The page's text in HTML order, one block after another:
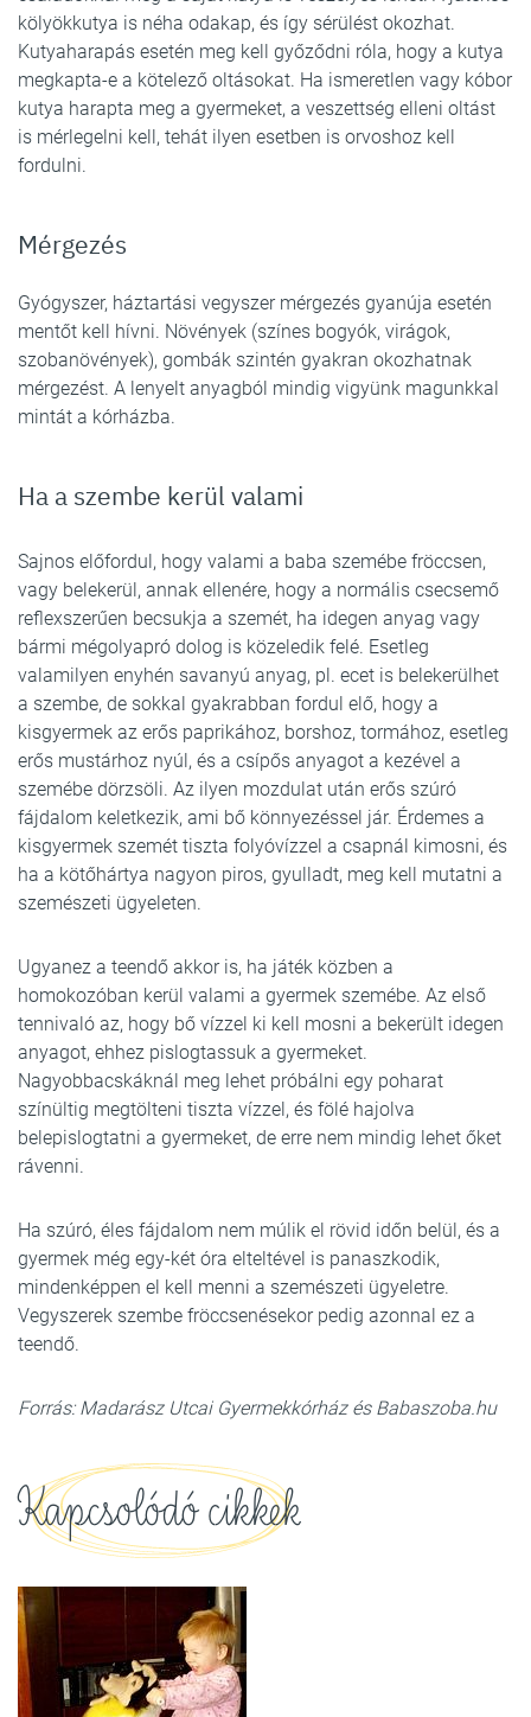
kölyökkutya is néha odakap, és így sérülést okozhat.
Kutyaharapás esetén meg kell győződni róla, hogy a kutya
megkapta-e a kötelező oltásokat. Ha ismeretlen vagy kóbor
kutya harapta meg a gyermeket, a veszettség elleni oltást
is mérlegelni kell, tehát ilyen esetben is orvoshoz kell
fordulni.
Mérgezés
Gyógyszer, háztartási vegyszer mérgezés gyanúja esetén
mentőt kell hívni. Növények (színes bogyók, virágok,
szobanövények), gombák szintén gyakran okozhatnak
mérgezést. A lenyelt anyagból mindig vigyünk magunkkal
mintát a kórházba.
Ha a szembe kerül valami
Sajnos előfordul, hogy valami a baba szemébe fröccsen,
vagy belekerül, annak ellenére, hogy a normális csecsemő
reflexszerűen becsukja a szemét, ha idegen anyag vagy
bármi mégolyapró dolog is közeledik felé. Esetleg
valamilyen enyhén savanyú anyag, pl. ecet is belekerülhet
a szembe, de sokkal gyakrabban fordul elő, hogy a
kisgyermek az erős paprikához, borshoz, tormához, esetleg
erős mustárhoz nyúl, és a csípős anyagot a kezével a
szemébe dörzsöli. Az ilyen mozdulat után erős szúró
fájdalom keletkezik, ami bő könnyezéssel jár. Érdemes a
kisgyermek szemét tiszta folyóvízzel a csapnál kimosni, és
ha a kötőhártya nagyon piros, gyulladt, meg kell mutatni a
szemészeti ügyeleten.
Ugyanez a teendő akkor is, ha játék közben a
homokozóban kerül valami a gyermek szemébe. Az első
tennivaló az, hogy bő vízzel ki kell mosni a bekerült idegen
anyagot, ehhez pislogtassuk a gyermeket.
Nagyobbacskáknál meg lehet próbálni egy poharat
színültig megtölteni tiszta vízzel, és fölé hajolva
belepislogtatni a gyermeket, de erre nem mindig lehet őket
rávenni.
Ha szúró, éles fájdalom nem múlik el rövid időn belül, és a
gyermek még egy-két óra elteltével is panaszkodik,
mindenképpen el kell menni a szemészeti ügyeletre.
Vegyszerek szembe fröccsenésekor pedig azonnal ez a
teendő.
Forrás: Madarász Utcai Gyermekkórház és Babaszoba.hu
Kapcsolódó cikkek